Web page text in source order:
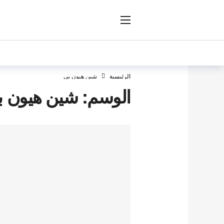
الرئيسية شين هيون بي
الوسم:شين هيون